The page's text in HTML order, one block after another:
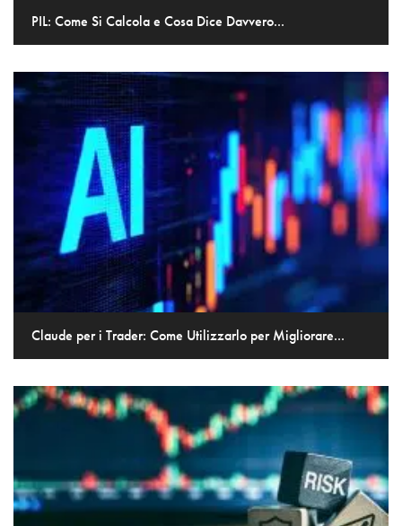
PIL: Come Si Calcola e Cosa Dice Davvero...
Claude per i Trader: Come Utilizzarlo per Migliorare...